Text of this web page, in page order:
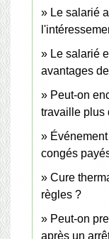
Le salarié
Le salarié
avantages
Peut-on
travaille plus
congés
Cure
règles ?
Peut-on
après un